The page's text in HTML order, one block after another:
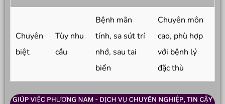
Chuyên
biệt
Tùy nhu
cầu
Bệnh mãn
tính, sa sút trí
nhớ, sau tai
biến
Chuyên môn
cao, phù hợp
với bệnh lý
đặc thù